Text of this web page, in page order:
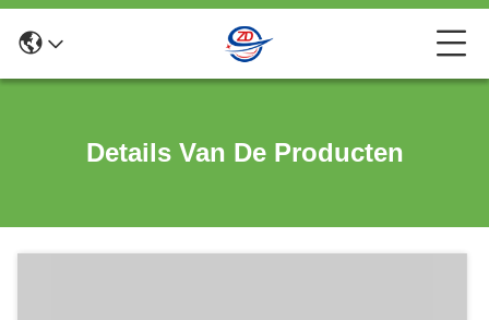
Details Van De Producten